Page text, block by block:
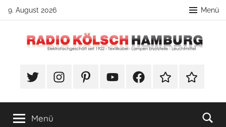
Zum
springen
9. August 2026 Menü
Radio
Hamburg
Lampenbau
#TwitterInstagramPinterestYouTubeFacebookTikTok Webshop
Menü